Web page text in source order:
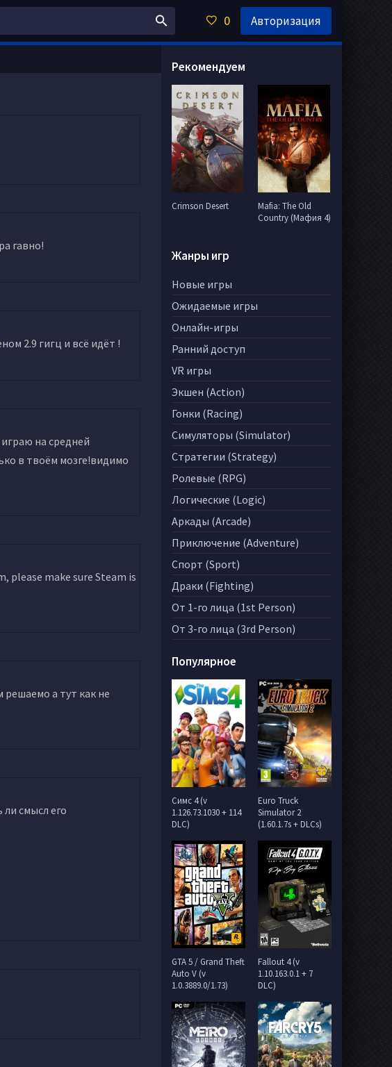
гавно!
2.9 гигц и всё идёт !
на средней
в твоём мозге!видимо
please make sure Steam is
решаемо а тут как не
смысл его
Рекомендуем
Crimson Desert
Mafia: The Old
Country (Мафия 4)
Жанры игр
Новые игры
Ожидаемые игры
Онлайн-игры
Ранний доступ
VR игры
Экшен (Action)
Гонки (Racing)
Симуляторы (Simulator)
Стратегии (Strategy)
Ролевые (RPG)
Логические (Logic)
Аркады (Arcade)
Приключение (Adventure)
Спорт (Sport)
Драки (Fighting)
От 1-го лица (1st Person)
От 3-го лица (3rd Person)
Популярное
Симс 4 (v
1.126.73.1030 + 114
DLC)
Euro Truck
Simulator 2
(1.60.1.7s + DLCs)
GTA 5 / Grand Theft
Auto V (v
1.0.3889.0/1.73)
Fallout 4 (v
1.10.163.0.1 + 7
DLC)
0 Авторизация